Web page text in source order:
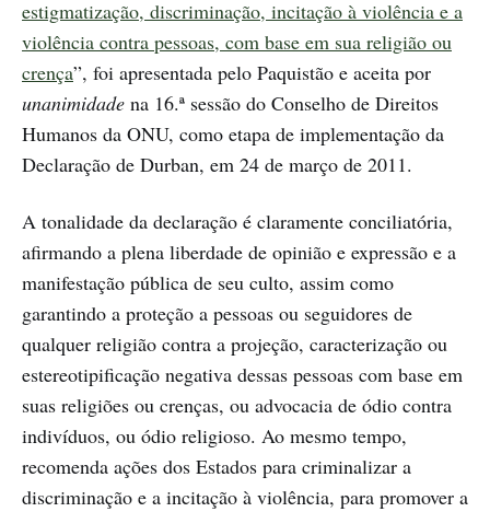
estigmatização, discriminação, incitação à violência e a
violência contra pessoas, com base em sua religião ou
crença”, foi apresentada pelo Paquistão e aceita por
unanimidade na 16.ª sessão do Conselho de Direitos
Humanos da ONU, como etapa de implementação da
Declaração de Durban, em 24 de março de 2011.
A tonalidade da declaração é claramente conciliatória,
afirmando a plena liberdade de opinião e expressão e a
manifestação pública de seu culto, assim como
garantindo a proteção a pessoas ou seguidores de
qualquer religião contra a projeção, caracterização ou
estereotipificação negativa dessas pessoas com base em
suas religiões ou crenças, ou advocacia de ódio contra
indivíduos, ou ódio religioso. Ao mesmo tempo,
recomenda ações dos Estados para criminalizar a
discriminação e a incitação à violência, para promover a